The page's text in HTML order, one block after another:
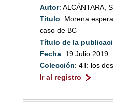
Autor: ALCÁNTARA,
Título: Morena
caso de BC
Título de la
Fecha: 19 Julio 2019
Colección: 4T: los
Ir al registro